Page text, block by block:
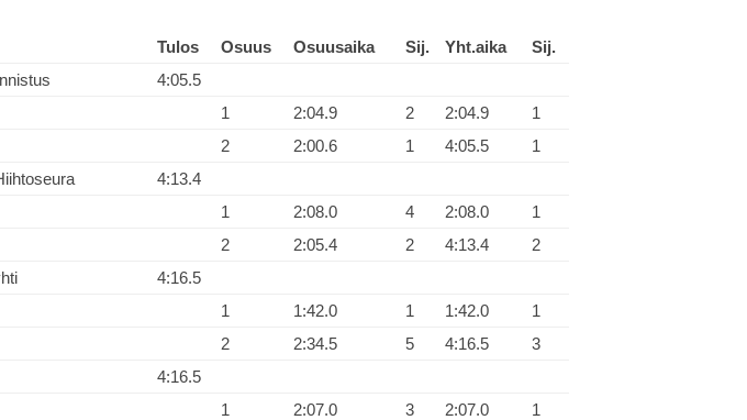
Tulos Osuus Osuusaika Sij. Yht.aika
Sij.
4:05.5
1 2:04.9 2 2:04.9
1
2 2:00.6 1 4:05.5
1
4:13.4
1 2:08.0 4 2:08.0
1
2 2:05.4 2 4:13.4
2
4:16.5
1 1:42.0 1 1:42.0
1
2 2:34.5 5 4:16.5
3
4:16.5
1 2:07.0 3 2:07.0
1